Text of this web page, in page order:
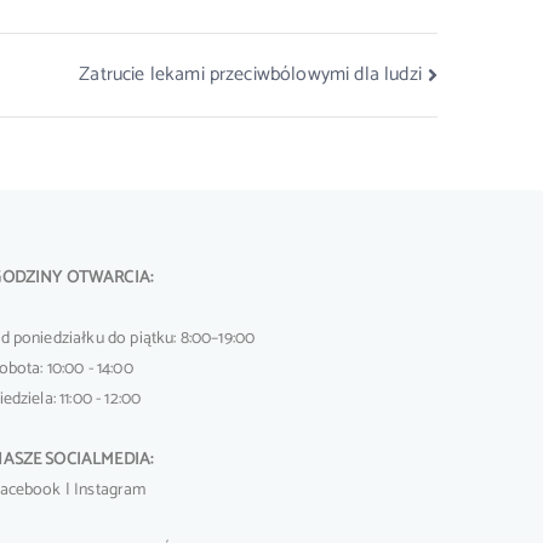
Zatrucie lekami przeciwbólowymi dla ludzi
OTWARCIA:
poniedziałku do piątku: 8:00–19:00
10:00 - 14:00
11:00 - 12:00
SOCIALMEDIA:
| Instagram